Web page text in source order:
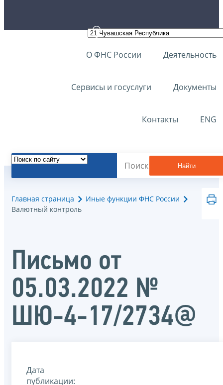
О ФНС России Деятельность
Сервисы и госуслуги Документы
Контакты ENG
Найти
Главная страница
Иные функции ФНС России
Валютный контроль
Письмо от
05.03.2022 №
ШЮ-4-17/2734@
Дата
публикации: